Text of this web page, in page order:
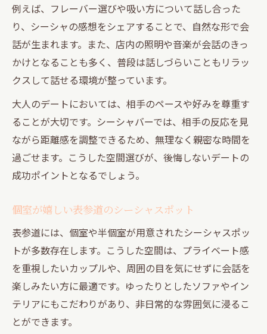
例えば、フレーバー選びや吸い方について話し合った
り、シーシャの感想をシェアすることで、自然な形で会
話が生まれます。また、店内の照明や音楽が会話のきっ
かけとなることも多く、普段は話しづらいこともリラッ
クスして話せる環境が整っています。
大人のデートにおいては、相手のペースや好みを尊重す
ることが大切です。シーシャバーでは、相手の反応を見
ながら距離感を調整できるため、無理なく親密な時間を
過ごせます。こうした空間選びが、後悔しないデートの
成功ポイントとなるでしょう。
個室が嬉しい表参道のシーシャスポット
表参道には、個室や半個室が用意されたシーシャスポッ
トが多数存在します。こうした空間は、プライベート感
を重視したいカップルや、周囲の目を気にせずに会話を
楽しみたい方に最適です。ゆったりとしたソファやイン
テリアにもこだわりがあり、非日常的な雰囲気に浸るこ
とができます。